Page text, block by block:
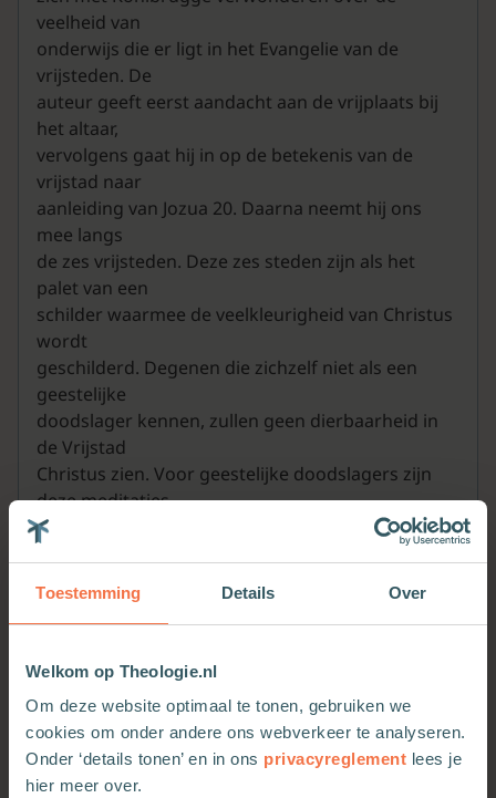
Toestemming Details Over
Welkom op Theologie.nl
Om deze website optimaal te tonen, gebruiken we
cookies om onder andere ons webverkeer te analyseren.
Onder ‘details tonen’ en in ons privacyreglement lees je
hier meer over.
veelheid van
onderwijs die er ligt in het Evangelie van de
vrijsteden. De
auteur geeft eerst aandacht aan de vrijplaats bij
het altaar,
vervolgens gaat hij in op de betekenis van de
vrijstad naar
aanleiding van Jozua 20. Daarna neemt hij ons
mee langs
de zes vrijsteden. Deze zes steden zijn als het
palet van een
schilder waarmee de veelkleurigheid van Christus
wordt
geschilderd. Degenen die zichzelf niet als een
geestelijke
doodslager kennen, zullen geen dierbaarheid in
de Vrijstad
Christus zien. Voor geestelijke doodslagers zijn
deze meditaties
als een heenwijzing naar de enige veilige
Ds. A. Schot is predikant van de Gereformeerde
Gemeenten.
IJssel.
Sinds 2003 is hij verbonden aan de gemeente van
Nunspeet.